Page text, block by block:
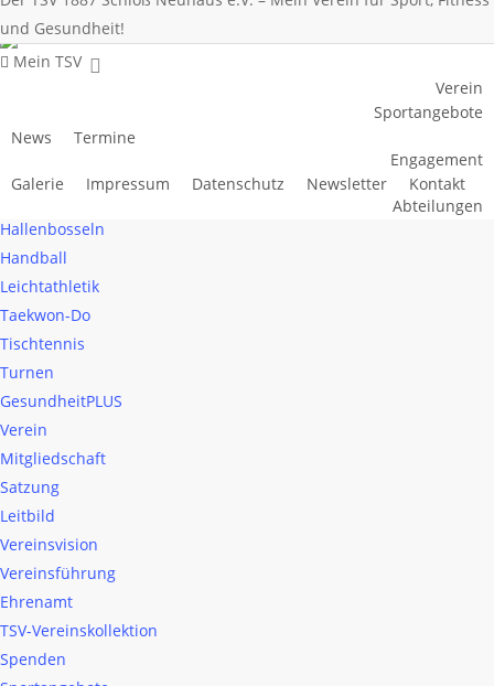
und Gesundheit!
Mein TSV
Verein
Sportangebote
News
Termine
Engagement
Galerie
Impressum Datenschutz Newsletter
Kontakt
Abteilungen
Cheersport
Hallenbosseln
Taekwon-Do Tischtennis
Turnen
Hallenbosseln
Handball
Leichtathletik
Taekwon-Do
Tischtennis
Turnen
GesundheitPLUS
Verein
Mitgliedschaft
Satzung
Leitbild
Vereinsvision
Vereinsführung
Ehrenamt
TSV-Vereinskollektion
Spenden